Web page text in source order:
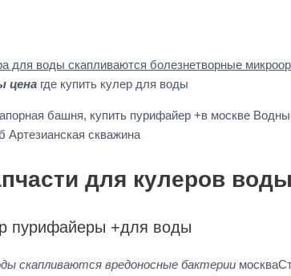
для воды скапливаются болезнетворные
цена где купить кулер для воды
башня, купить пурифайер +в москве
скважина
для кулеров
пурифайеры +для воды
скапливаются вредоносные бактерии